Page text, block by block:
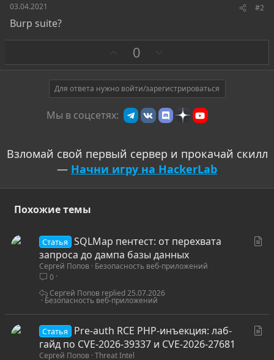
03.04.2021
#2
Burp suite?
а
0
р
о
т
и
в
Для ответа нужно войти/зарегистрироваться
Мы в соцсетях:
Взломай свой первый сервер и прокачай скилл
— Начни игру на HackerLab
Похожие темы
Статья
SQLMap пентест: от перехвата
запроса до дампа базы данных
Сергей Попов Безопасность веб-приложений
0
Безопасность веб-приложений
25.07.2026
Сергей Попов
Статья
Pre-auth RCE PHP-инъекция: лаб-
гайд по CVE-2026-39337 и CVE-2026-27681
Сергей Попов Threat Intel